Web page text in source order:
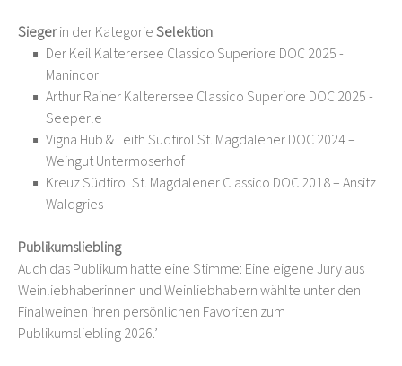
Siegerin der Kategorie Selektion:
Der Keil Kalterersee Classico Superiore DOC 2025 -
Manincor
Arthur Rainer Kalterersee Classico Superiore DOC 2025 -
Seeperle
Vigna Hub & Leith Südtirol St. Magdalener DOC 2024 –
Weingut Untermoserhof
Kreuz Südtirol St. Magdalener Classico DOC 2018 – Ansitz
Waldgries
Publikumsliebling
Auch das Publikum hatte eine Stimme: Eine eigene Jury aus
Weinliebhaberinnen und Weinliebhabern wählte unter den
Finalweinen ihren persönlichen Favoriten zum
Publikumsliebling 2026.’